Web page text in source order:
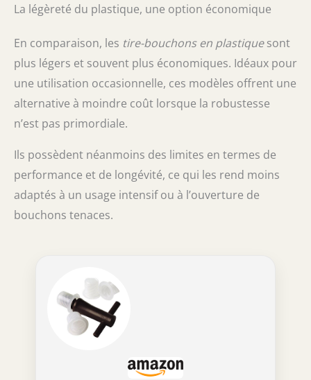
La légèreté du plastique, une option économique
En comparaison, les tire-bouchons en plastiquesont
plus légers et souvent plus économiques. Idéaux pour
une utilisation occasionnelle, ces modèles offrent une
alternative à moindre coût lorsque la robustesse
n’est pas primordiale.
Ils possèdent néanmoins des limites en termes de
performance et de longévité, ce qui les rend moins
adaptés à un usage intensif ou à l’ouverture de
bouchons tenaces.